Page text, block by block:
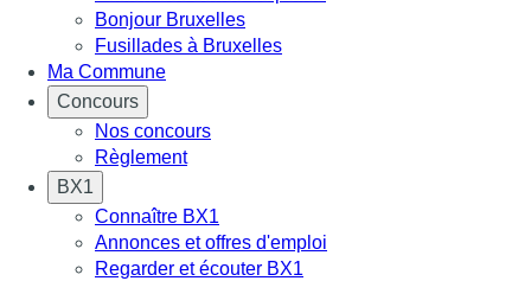
Bonjour Bruxelles
Fusillades à Bruxelles
Ma Commune
Concours
Nos concours
Règlement
BX1
Connaître BX1
Annonces et offres d'emploi
Regarder et écouter BX1